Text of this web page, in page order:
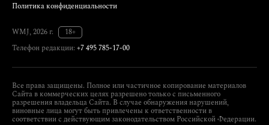
Политика конфиденциальности
WMJ, 2026 г.
18+
Телефон редакции: +7 495 785-17-00
Все права защищены. Полное или частичное копирование материалов
Сайта в коммерческих целях разрешено только с письменного
разрешения владельца Сайта. В случае обнаружения нарушений,
виновные лица могут быть привлечены к ответственности в
соответствии с действующим законодательством Российской Федерации.